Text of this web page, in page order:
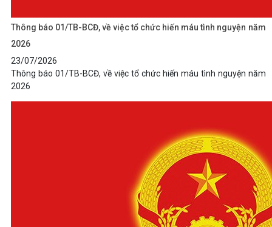
Thông báo 01/TB-BCĐ, về việc tổ chức hiến máu tình nguyện năm
2026
23/07/2026
Thông báo 01/TB-BCĐ, về việc tổ chức hiến máu tình nguyện năm
2026